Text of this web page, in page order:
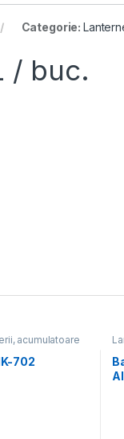
Categorie:
/ buc.
acumulatoare
702